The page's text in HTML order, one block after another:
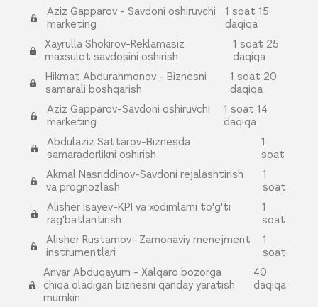
Aziz Gapparov - Savdoni oshiruvchi
marketing
1 soat 15
daqiqa
Xayrulla Shokirov-Reklamasiz
maxsulot savdosini oshirish
1 soat 25
daqiqa
Hikmat Abdurahmonov - Biznesni
samarali boshqarish
1 soat 20
daqiqa
Aziz Gapparov-Savdoni oshiruvchi
marketing
1 soat 14
daqiqa
Abdulaziz Sattarov-Biznesda
samaradorlikni oshirish
1
soat
Akmal Nasriddinov-Savdoni rejalashtirish
va prognozlash
1
soat
Alisher Isayev-KPI va xodimlarni to'g'ti
rag'batlantirish
1
soat
Alisher Rustamov- Zamonaviy menejment
instrumentlari
1
soat
Anvar Abduqayum - Xalqaro bozorga
chiqa oladigan biznesni qanday yaratish
mumkin
40
daqiqa